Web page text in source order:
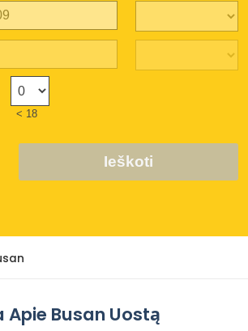
< 18
Ieškoti
Busan Uostą